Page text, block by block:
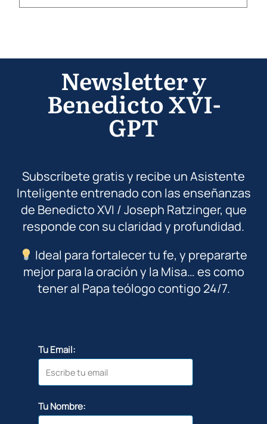
Newsletter y
Benedicto XVI-
GPT
Subscríbete gratis y recibe un Asistente
Inteligente entrenado con las enseñanzas
de Benedicto XVI / Joseph Ratzinger, que
responde con su claridad y profundidad.
Ideal para fortalecer tu fe, y prepararte
mejor para la oración y la Misa… es como
tener al Papa teólogo contigo 24/7.
Tu Email:
Tu Nombre: